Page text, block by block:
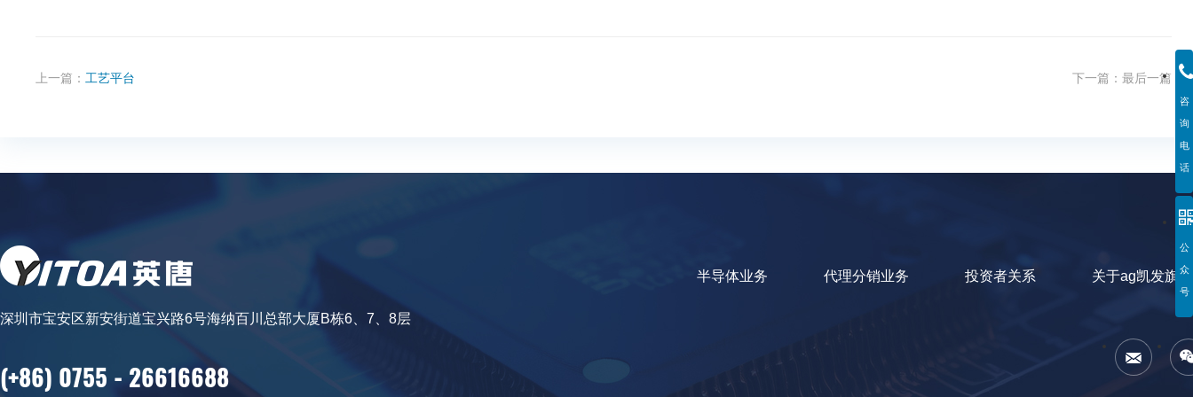
上一篇： 工艺平台 下一篇： 最后一篇
深圳市宝安区新安街道宝兴路6号海纳百川总部大厦B栋6、7、8层
(+86) 0755 - 26616688
半导体业务 代理分销业务 投资者关系 关于ag凯发旗

咨
询
电
话

公
众
号